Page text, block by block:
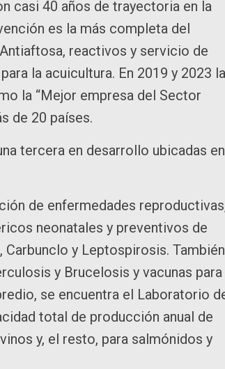
casi 40 años de trayectoria en la
es la más completa del
reactivos y servicio de
la acuicultura. En 2019 y 2023 la
la “Mejor empresa del Sector
de 20 países.
tercera en desarrollo ubicadas en
de enfermedades
neonatales y preventivos de
y Leptospirosis. También
y Brucelosis y vacunas para
se encuentra el Laboratorio
total de producción anual de
y, el resto, para salmónidos y